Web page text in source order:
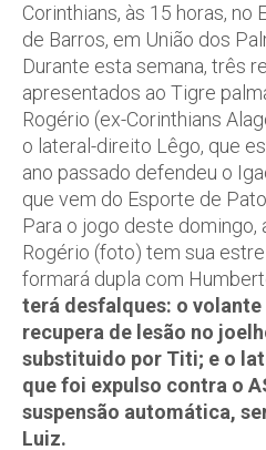
Corinthians, às 15 horas, no
de Barros, em União dos
Durante esta semana, três
apresentados ao Tigre
Rogério (ex-Corinthians
o lateral-direito Lêgo, que
ano passado defendeu o
que vem do Esporte de
Para o jogo deste domingo,
Rogério (foto) tem sua
formará dupla com
terá desfalques: o volante
recupera de lesão no
substituido por Titi; e o
que foi expulso contra o
suspensão automática,
Luiz.